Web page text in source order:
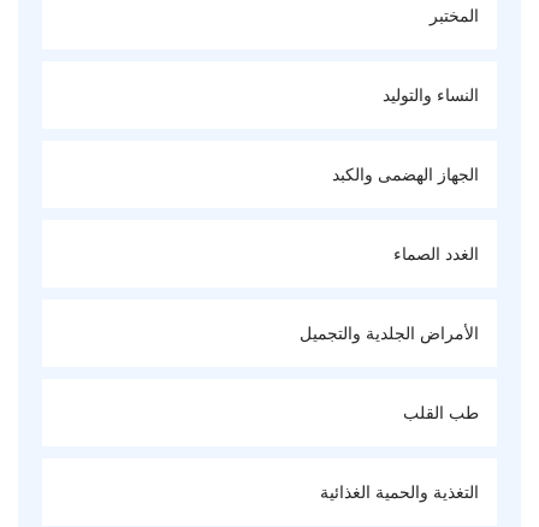
المختبر
النساء والتوليد
الجهاز الهضمى والكبد
الغدد الصماء
الأمراض الجلدية والتجميل
طب القلب
التغذية والحمية الغذائية